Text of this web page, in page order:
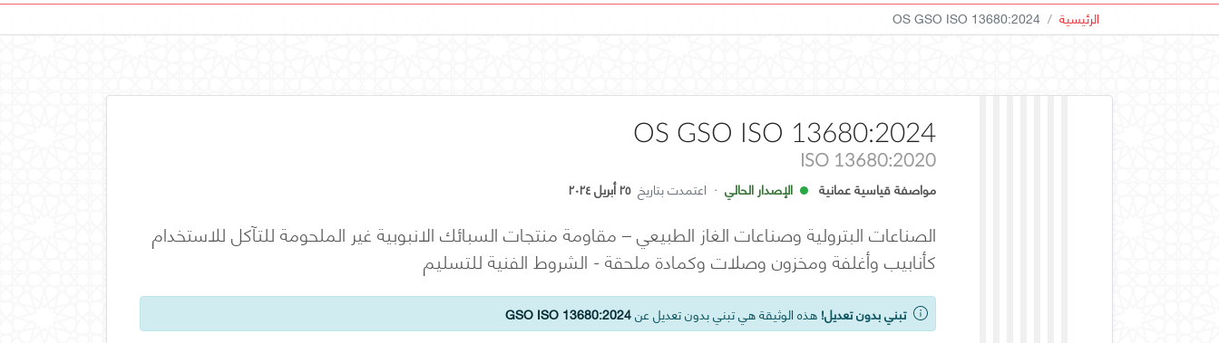
الرئيسية OS GSO ISO 13680:2024
OS GSO ISO 13680:2024
ISO 13680:2020
مواصفة قياسية عمانية الإصدار الحالي · اعتمدت بتاريخ ٢٥ أبريل ٢٠٢٤
الصناعات البترولية وصناعات الغاز الطبيعي – مقاومة منتجات السبائك الانبوبية غير الملحومة للتآكل للاستخدام
كأنابيب وأغلفة ومخزون وصلات وكمادة ملحقة - الشروط الفنية للتسليم
تبني بدون تعديل! هذه الوثيقة هي تبني بدون تعديل عنGSO ISO 13680:2024